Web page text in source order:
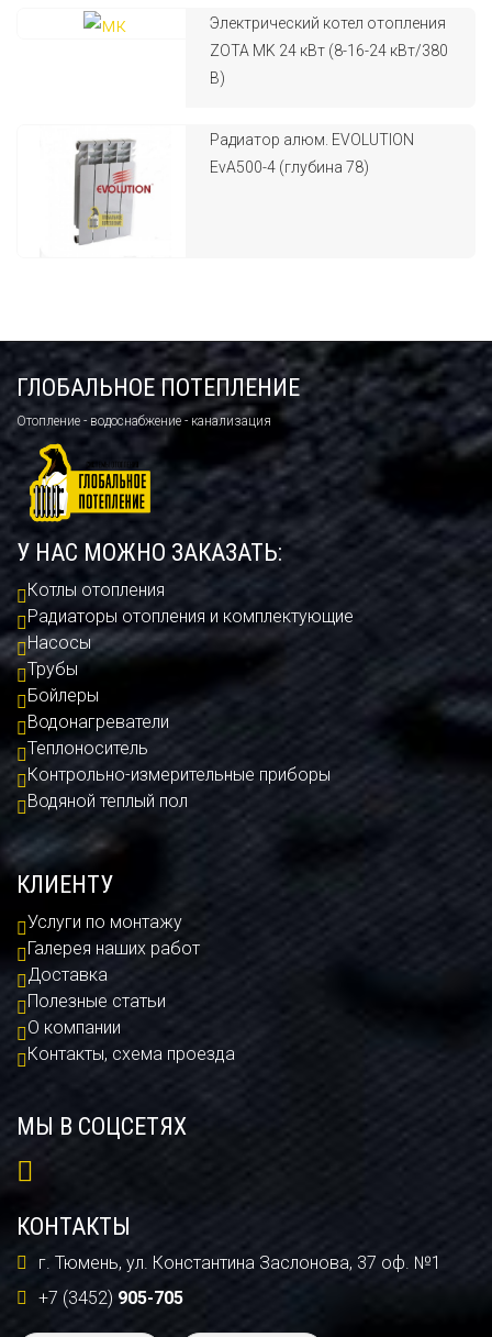
Электрический котел отопления
ZOTA MK 24 кВт (8-16-24 кВт/380
В)
Радиатор алюм. EVOLUTION
EvA500-4 (глубина 78)
ГЛОБАЛЬНОЕ ПОТЕПЛЕНИЕ
Отопление - водоснабжение - канализация
У НАС МОЖНО ЗАКАЗАТЬ:
Котлы отопления
Радиаторы отопления и комплектующие
Насосы
Трубы
Бойлеры
Водонагреватели
Теплоноситель
Контрольно-измерительные приборы
Водяной теплый пол
КЛИЕНТУ
Услуги по монтажу
Галерея наших работ
Доставка
Полезные статьи
О компании
Контакты, схема проезда
МЫ В СОЦСЕТЯХ
КОНТАКТЫ
г. Тюмень, ул. Константина Заслонова, 37 оф. №1
+7 (3452) 905-705